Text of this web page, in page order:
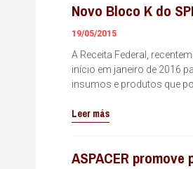
Novo Bloco K do
19/05/2015
A Receita Federal,
início em janeiro de 2016
insumos e produtos que
Leer más
ASPACER